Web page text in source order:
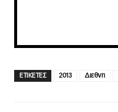
ΕΤΙΚΕΤΕΣ 2013 Διεθνη